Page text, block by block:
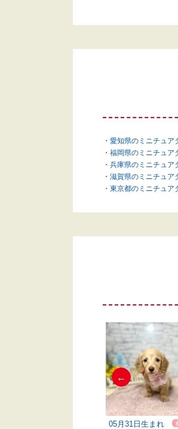
愛知県のミニチュア
福岡県のミニチュア
兵庫県のミニチュア
滋賀県のミニチュア
東京都のミニチュア
←
05月31日生まれ